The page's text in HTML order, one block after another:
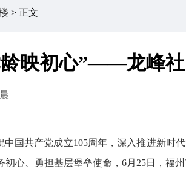
> 正文
映初心”——龙峰
国共产党成立105周年，深入推进新时
心、勇担基层堡垒使命，6月25日，福